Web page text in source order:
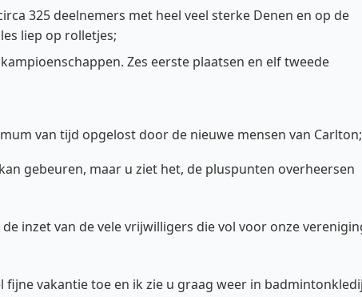
325 deelnemers met heel veel sterke Denen en op de
liep op rolletjes;
Zes eerste plaatsen en elf tweede
van tijd opgelost door de nieuwe mensen van Carlton;
gebeuren, maar u ziet het, de pluspunten overheersen
inzet van de vele vrijwilligers die vol voor onze
fijne vakantie toe en ik zie u graag weer in